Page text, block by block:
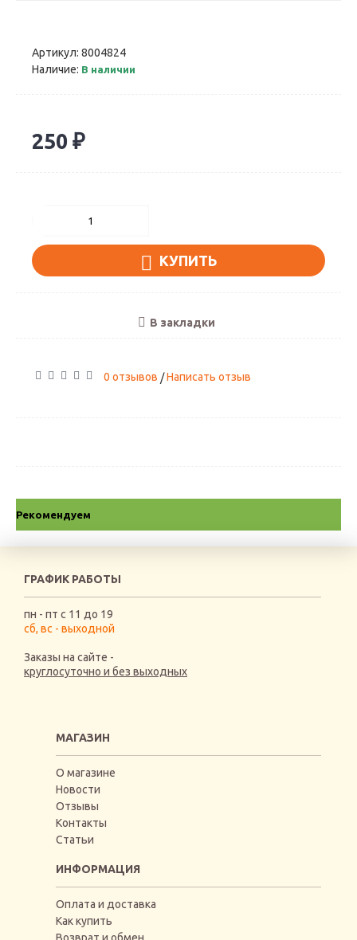
Артикул: 8004824
Наличие: В наличии
250 ₽
КУПИТЬ
В закладки
0 отзывов /Написать отзыв
Рекомендуем
ГРАФИК РАБОТЫ
пн - пт с 11 до 19
сб, вс - выходной
Заказы на сайте -
круглосуточно и без выходных
МАГАЗИН
О магазине
Новости
Отзывы
Контакты
Статьи
ИНФОРМАЦИЯ
Оплата и доставка
Как купить